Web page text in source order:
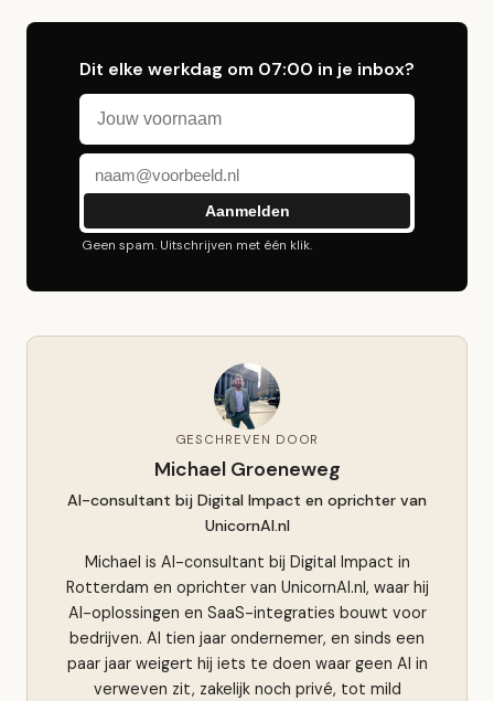
Dit elke werkdag om 07:00 in je inbox?
Voornaam
E-mailadres
Aanmelden
Geen spam. Uitschrijven met één klik.
GESCHREVEN DOOR
Michael Groeneweg
AI-consultant bij Digital Impact en oprichter van
UnicornAI.nl
Michael is AI-consultant bij Digital Impact in
Rotterdam en oprichter van UnicornAI.nl, waar hij
AI-oplossingen en SaaS-integraties bouwt voor
bedrijven. Al tien jaar ondernemer, en sinds een
paar jaar weigert hij iets te doen waar geen AI in
verweven zit, zakelijk noch privé, tot mild